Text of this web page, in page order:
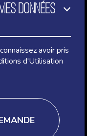
DONNÉES
avoir pris
d'Utilisation